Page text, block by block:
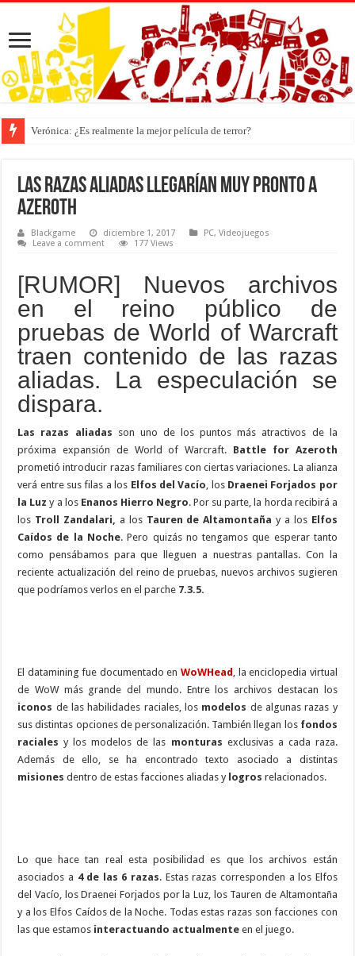
Verónica: ¿Es realmente la mejor película de terror?
Las Razas Aliadas llegarían muy pronto a
Azeroth
Blackgame diciembre 1, 2017 PC,Videojuegos
Leave a comment
177 Views
[RUMOR] Nuevos archivos
en el reino público de
pruebas de World of Warcraft
traen contenido de las razas
aliadas. La especulación se
dispara.
Las razas aliadas son uno de los puntos más atractivos de la
próxima expansión de World of Warcraft. Battle for Azeroth
prometió introducir razas familiares con ciertas variaciones. La alianza
verá entre sus filas a los Elfos del Vacío, los Draenei Forjados por
la Luz y a los Enanos Hierro Negro. Por su parte, la horda recibirá a
los Troll Zandalari, a los Tauren de Altamontaña y a los Elfos
Caídos de la Noche. Pero quizás no tengamos que esperar tanto
como pensábamos para que lleguen a nuestras pantallas. Con la
reciente actualización del reino de pruebas, nuevos archivos sugieren
que podríamos verlos en el parche 7.3.5.
El datamining fue documentado enWoWHead , la enciclopedia virtual
de WoW más grande del mundo. Entre los archivos destacan los
iconos de las habilidades raciales, los modelos de algunas razas y
sus distintas opciones de personalización. También llegan los fondos
raciales y los modelos de las monturas exclusivas a cada raza.
Además de ello, se ha encontrado texto asociado a distintas
misiones dentro de estas facciones aliadas y logros relacionados.
Lo que hace tan real esta posibilidad es que los archivos están
asociados a 4 de las 6 razas. Estas razas corresponden a los Elfos
del Vacío, los Draenei Forjados por la Luz, los Tauren de Altamontaña
y a los Elfos Caídos de la Noche. Todas estas razas son facciones con
las que estamos interactuando actualmente en el juego.